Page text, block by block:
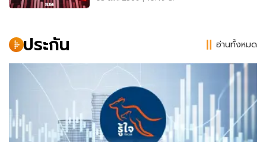
ประกัน อ่านทั้งหมด